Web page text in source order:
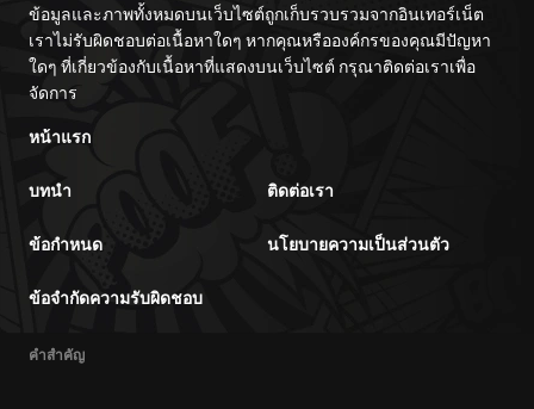
ข้อมูลและภาพทั้งหมดบนเว็บไซต์ถูกเก็บรวบรวมจากอินเทอร์เน็ต
เราไม่รับผิดชอบต่อเนื้อหาใดๆ หากคุณหรือองค์กรของคุณมีปัญหา
ใดๆ ที่เกี่ยวข้องกับเนื้อหาที่แสดงบนเว็บไซต์ กรุณาติดต่อเราเพื่อ
จัดการ
หน้าแรก
บทนำ ติดต่อเรา
ข้อกำหนด นโยบายความเป็นส่วนตัว
ข้อจำกัดความรับผิดชอบ
คำสำคัญ